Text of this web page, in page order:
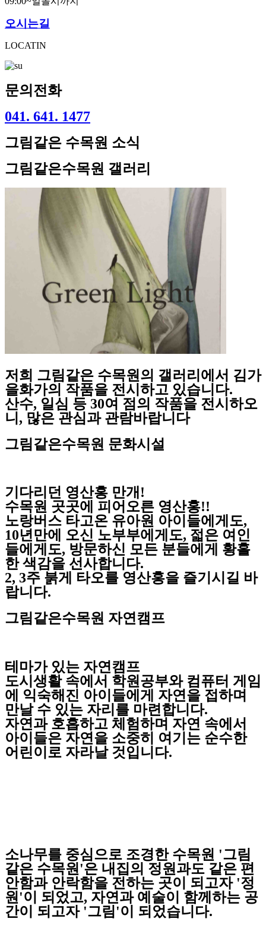
오시는길
LOCATIN
문의전화
041. 641. 1477
그림같은 수목원 소식
그림같은수목원 갤러리
저희 그림같은 수목원의 갤러리에서 김가
을화가의 작품을 전시하고 있습니다.
산수, 일심 등 30여 점의 작품을 전시하오
니, 많은 관심과 관람바랍니다
그림같은수목원 문화시설
기다리던 영산홍 만개!
수목원 곳곳에 피어오른 영산홍!!
노랑버스 타고온 유아원 아이들에게도,
10년만에 오신 노부부에게도, 젋은 여인
들에게도, 방문하신 모든 분들에게 황홀
한 색감을 선사합니다.
2, 3주 붉게 타오를 영산홍을 즐기시길 바
랍니다.
그림같은수목원 자연캠프
테마가 있는 자연캠프
도시생활 속에서 학원공부와 컴퓨터 게임
에 익숙해진 아이들에게 자연을 접하며
만날 수 있는 자리를 마련합니다.
자연과 호흡하고 체험하며 자연 속에서
아이들은 자연을 소중히 여기는 순수한
어린이로 자라날 것입니다.
소나무를 중심으로 조경한 수목원 '그림
같은 수목원'은 내집의 정원과도 같은 편
안함과 안락함을 전하는 곳이 되고자 '정
원'이 되었고, 자연과 예술이 함께하는 공
간이 되고자 '그림'이 되었습니다.